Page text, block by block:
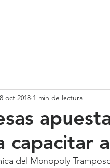
capacitar
8 oct 2018 1 min de lectura
del Monopoly